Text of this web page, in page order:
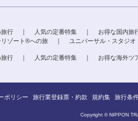
行 人気の定番特集
お得な国内旅
ゾート®への旅
ユニバーサル・スタジ
行 人気の定番特集 お得な海外ツ
ポリシー 旅行業登録票・約款 規約集 旅行条
Copyright © NIPPON